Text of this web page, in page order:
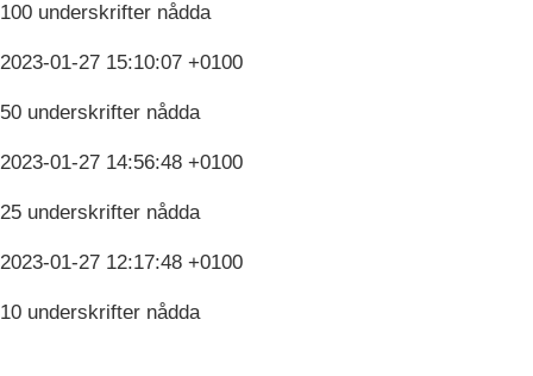
100 underskrifter nådda
2023-01-27 15:10:07 +0100
50 underskrifter nådda
2023-01-27 14:56:48 +0100
25 underskrifter nådda
2023-01-27 12:17:48 +0100
10 underskrifter nådda